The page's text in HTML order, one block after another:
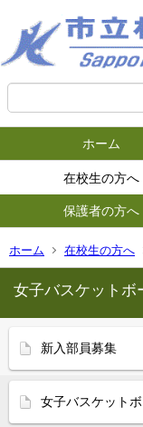
ホーム
在校生の方へ
保護者の方へ
ホーム 在校生の方へ
女子バスケットボ
新入部員募集
女子バスケット